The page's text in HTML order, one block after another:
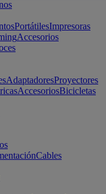
PortátilesImpresoras
Accesorios
AdaptadoresProyectores
AccesoriosBicicletas
Cables